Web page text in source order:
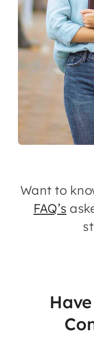
Want to
FAQ’s